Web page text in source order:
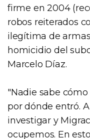
firme en 2004
robos reiterados
ilegítima de
homicidio del
Marcelo Díaz.
"Nadie sabe
por dónde entró.
investigar y
ocupemos. En